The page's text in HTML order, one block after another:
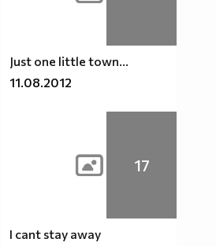
Just one little town...
11.08.2012
17
I cant stay away